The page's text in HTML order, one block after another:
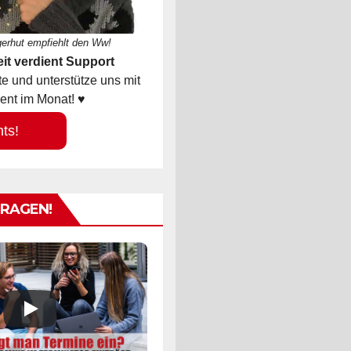
empfiehlt den Ww!
verdient Support
und unterstütze uns mit
im Monat! ♥